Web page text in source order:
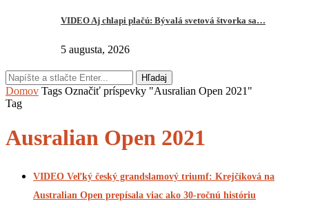
VIDEO Aj chlapi plačú: Bývalá svetová štvorka sa…
5 augusta, 2026
Hľadaj
Domov Tags Označiť príspevky "Ausralian Open 2021"
Tag
Ausralian Open 2021
VIDEO Veľký český grandslamový triumf: Krejčíková na
Australian Open prepísala viac ako 30-ročnú históriu